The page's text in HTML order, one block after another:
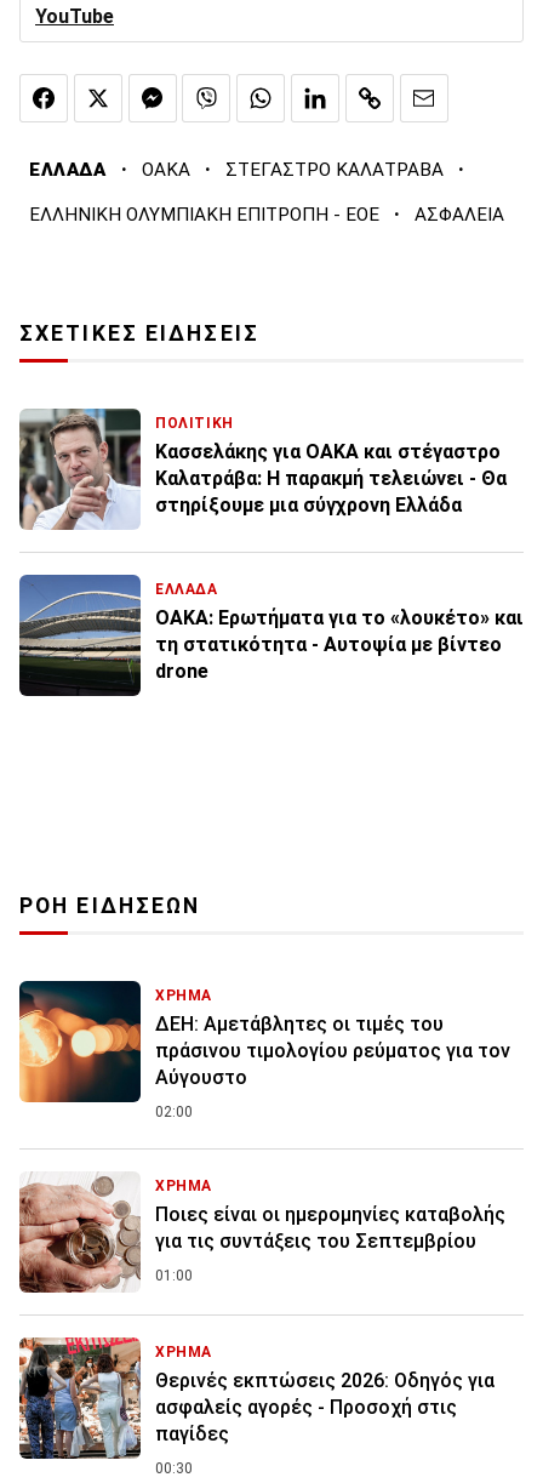
YouTube
ΕΛΛΑΔΑ · ΟΑΚΑ · ΣΤΕΓΑΣΤΡΟ ΚΑΛΑΤΡΑΒΑ ·
ΕΛΛΗΝΙΚΗ ΟΛΥΜΠΙΑΚΗ ΕΠΙΤΡΟΠΗ - ΕΟΕ · ΑΣΦΑΛΕΙΑ
ΣΧΕΤΙΚΕΣ ΕΙΔΗΣΕΙΣ
ΠΟΛΙΤΙΚΗ
Κασσελάκης για ΟΑΚΑ και στέγαστρο
Καλατράβα: Η παρακμή τελειώνει - Θα
στηρίξουμε μια σύγχρονη Ελλάδα
ΕΛΛΑΔΑ
OAKA: Ερωτήματα για το «λουκέτο» και
τη στατικότητα - Αυτοψία με βίντεο
drone
ΡΟΗ ΕΙΔΗΣΕΩΝ
ΧΡΗΜΑ
ΔΕΗ: Αμετάβλητες οι τιμές του
πράσινου τιμολογίου ρεύματος για τον
Αύγουστο
02:00
ΧΡΗΜΑ
Ποιες είναι οι ημερομηνίες καταβολής
για τις συντάξεις του Σεπτεμβρίου
01:00
ΧΡΗΜΑ
Θερινές εκπτώσεις 2026: Οδηγός για
ασφαλείς αγορές - Προσοχή στις
παγίδες
00:30